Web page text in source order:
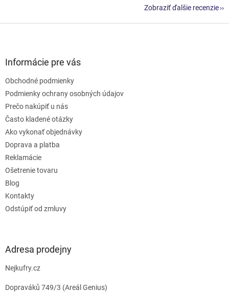
Zobraziť ďalšie recenzie
Informácie pre vás
Obchodné podmienky
Podmienky ochrany osobných údajov
Prečo nakúpiť u nás
Často kladené otázky
Ako vykonať objednávky
Doprava a platba
Reklamácie
Ošetrenie tovaru
Blog
Kontakty
Odstúpiť od zmluvy
Adresa prodejny
Nejkufry.cz
Dopraváků 749/3 (Areál Genius)